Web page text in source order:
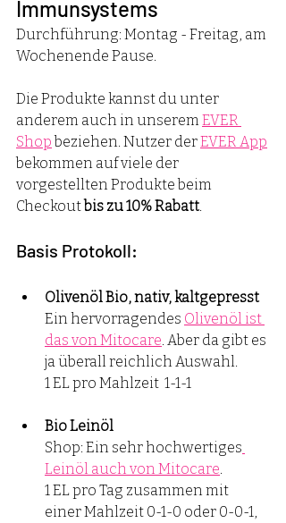
Immunsystems
Durchführung: Montag - Freitag, am
Wochenende Pause.
Die Produkte kannst du unter
anderem auch in unserem EVER
Shop beziehen. Nutzer der EVER App
bekommen auf viele der
vorgestellten Produkte beim
Checkout bis zu 10% Rabatt.
Basis Protokoll:
Olivenöl Bio, nativ, kaltgepresst
Ein hervorragendes Olivenöl ist
das von Mitocare. Aber da gibt es
ja überall reichlich Auswahl.
1 EL pro Mahlzeit  1-1-1
Bio Leinöl
Shop: Ein sehr hochwertiges
Leinöl auch von Mitocare.
1 EL pro Tag zusammen mit
einer Mahlzeit 0-1-0 oder 0-0-1,